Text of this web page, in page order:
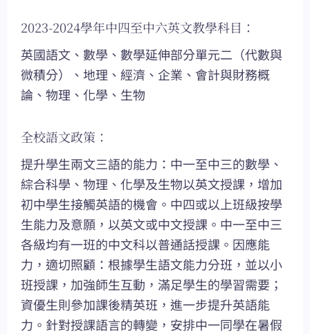
2023-2024學年中四至中六英文教學科目：
英國語文、數學、數學延伸部分單元二（代數與
微積分）、地理、經濟、企業、會計與財務概
論、物理、化學、生物
全校語文政策：
提升學生兩文三語的能力：中一至中三的數學、
綜合科學、物理、化學及生物以英文授課，增加
初中學生接觸英語的機會。中四或以上班級按學
生能力及意願，以英文或中文授課。中一至中三
各級均有一班的中文科以普通話授課。因應能
力，適切照顧：根據學生語文能力分班，並以小
班授課，加強師生互動，滿足學生的學習需要；
資優生則參加課後精英班，進一步提升英語能
力。針對授課語言的轉變，安排中一同學在暑假